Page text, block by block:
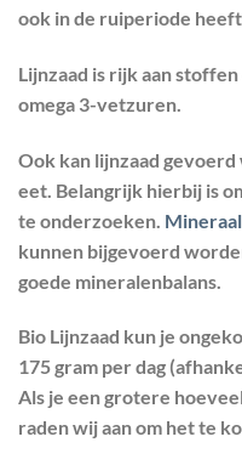
ook in de ruiperiode
Lijnzaad is rijk aan
omega 3-vetzuren.
Ook kan lijnzaad
eet. Belangrijk hierbij is
te onderzoeken.
kunnen bijgevoerd
goede mineralenbalans.
Bio Lijnzaad kun je
175 gram per dag
Als je een grotere
raden wij aan om het te